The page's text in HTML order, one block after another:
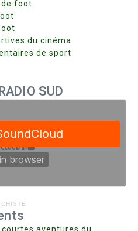
de foot
du cinéma
de sport
SUD